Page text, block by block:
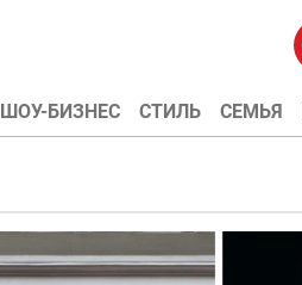
ШОУ-БИЗНЕС СТИЛЬ СЕМЬЯ